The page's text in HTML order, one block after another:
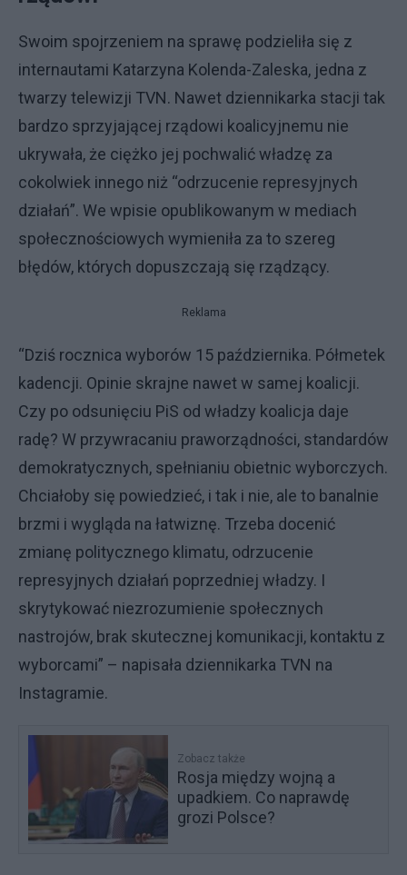
Swoim spojrzeniem na sprawę podzieliła się z
internautami Katarzyna Kolenda-Zaleska, jedna z
twarzy telewizji TVN. Nawet dziennikarka stacji tak
bardzo sprzyjającej rządowi koalicyjnemu nie
ukrywała, że ciężko jej pochwalić władzę za
cokolwiek innego niż “odrzucenie represyjnych
działań”. We wpisie opublikowanym w mediach
społecznościowych wymieniła za to szereg
błędów, których dopuszczają się rządzący.
Reklama
“Dziś rocznica wyborów 15 października. Półmetek
kadencji. Opinie skrajne nawet w samej koalicji.
Czy po odsunięciu PiS od władzy koalicja daje
radę? W przywracaniu praworządności, standardów
demokratycznych, spełnianiu obietnic wyborczych.
Chciałoby się powiedzieć, i tak i nie, ale to banalnie
brzmi i wygląda na łatwiznę. Trzeba docenić
zmianę politycznego klimatu, odrzucenie
represyjnych działań poprzedniej władzy. I
skrytykować niezrozumienie społecznych
nastrojów, brak skutecznej komunikacji, kontaktu z
wyborcami” – napisała dziennikarka TVN na
Instagramie.
Zobacz także
Rosja między wojną a
upadkiem. Co naprawdę
grozi Polsce?